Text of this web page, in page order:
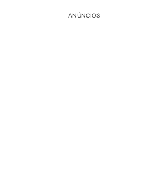
ANÚNCIOS